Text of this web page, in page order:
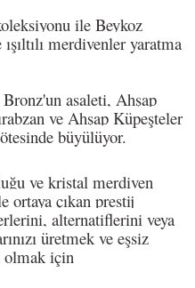
ile Beykoz
merdivenler yaratma
asaleti, Ahşap
ve Ahşap Küpeşteler
büyülüyor.
ve kristal merdiven
ortaya çıkan prestij
alternatiflerini veya
üretmek ve eşsiz
olmak için